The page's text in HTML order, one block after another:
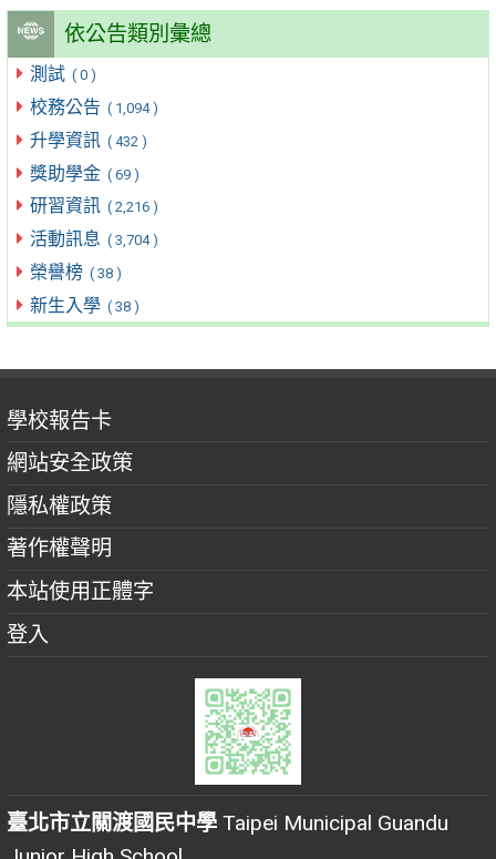
依公告類別彙總
測試 ( 0 )
校務公告 ( 1,094 )
升學資訊 ( 432 )
獎助學金 ( 69 )
研習資訊 ( 2,216 )
活動訊息 ( 3,704 )
榮譽榜 ( 38 )
新生入學 ( 38 )
學校報告卡
網站安全政策
隱私權政策
著作權聲明
本站使用正體字
登入
臺北市立關渡國民中學 Taipei Municipal Guandu